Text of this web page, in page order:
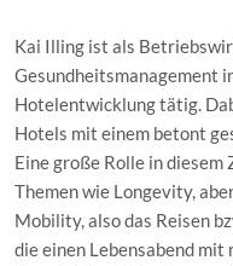
Kai Illing ist als
Gesundheitsmanagement
Hotelentwicklung tätig.
Hotels mit einem betont
Eine große Rolle in diesem
Themen wie Longevity,
Mobility, also das Reisen
die einen Lebensabend